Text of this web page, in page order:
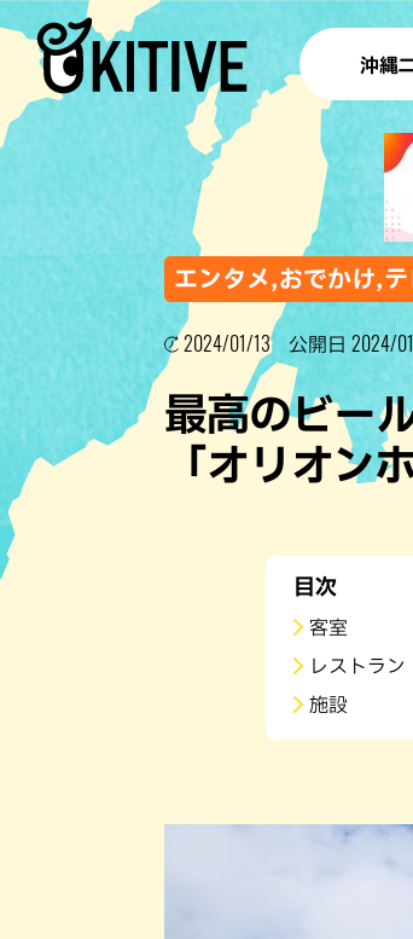
沖縄
エンタメ,おでかけ,
2024/01/13 公開日 2024/
最高のビー
「オリオン
目次
客室
レストラン
施設